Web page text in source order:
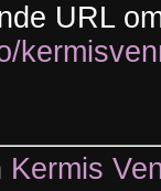
URL
Kermis